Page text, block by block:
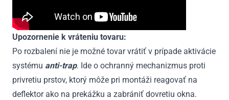
Upozornenie k vráteniu tovaru:
Po rozbalení nie je možné tovar vrátiť v prípade aktivácie
systému anti-trap. Ide o ochranný mechanizmus proti
privretiu prstov, ktorý môže pri montáži reagovať na
deflektor ako na prekážku a zabrániť dovretiu okna.